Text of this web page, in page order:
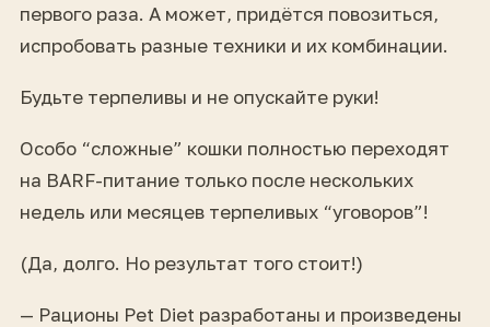
первого раза. А может, придётся повозиться,
испробовать разные техники и их комбинации.
Будьте терпеливы и не опускайте руки!
Особо “сложные” кошки полностью переходят
на BARF-питание только после нескольких
недель или месяцев терпеливых “уговоров”!
(Да, долго. Но результат того стоит!)
— Рационы Pet Diet разработаны и произведены